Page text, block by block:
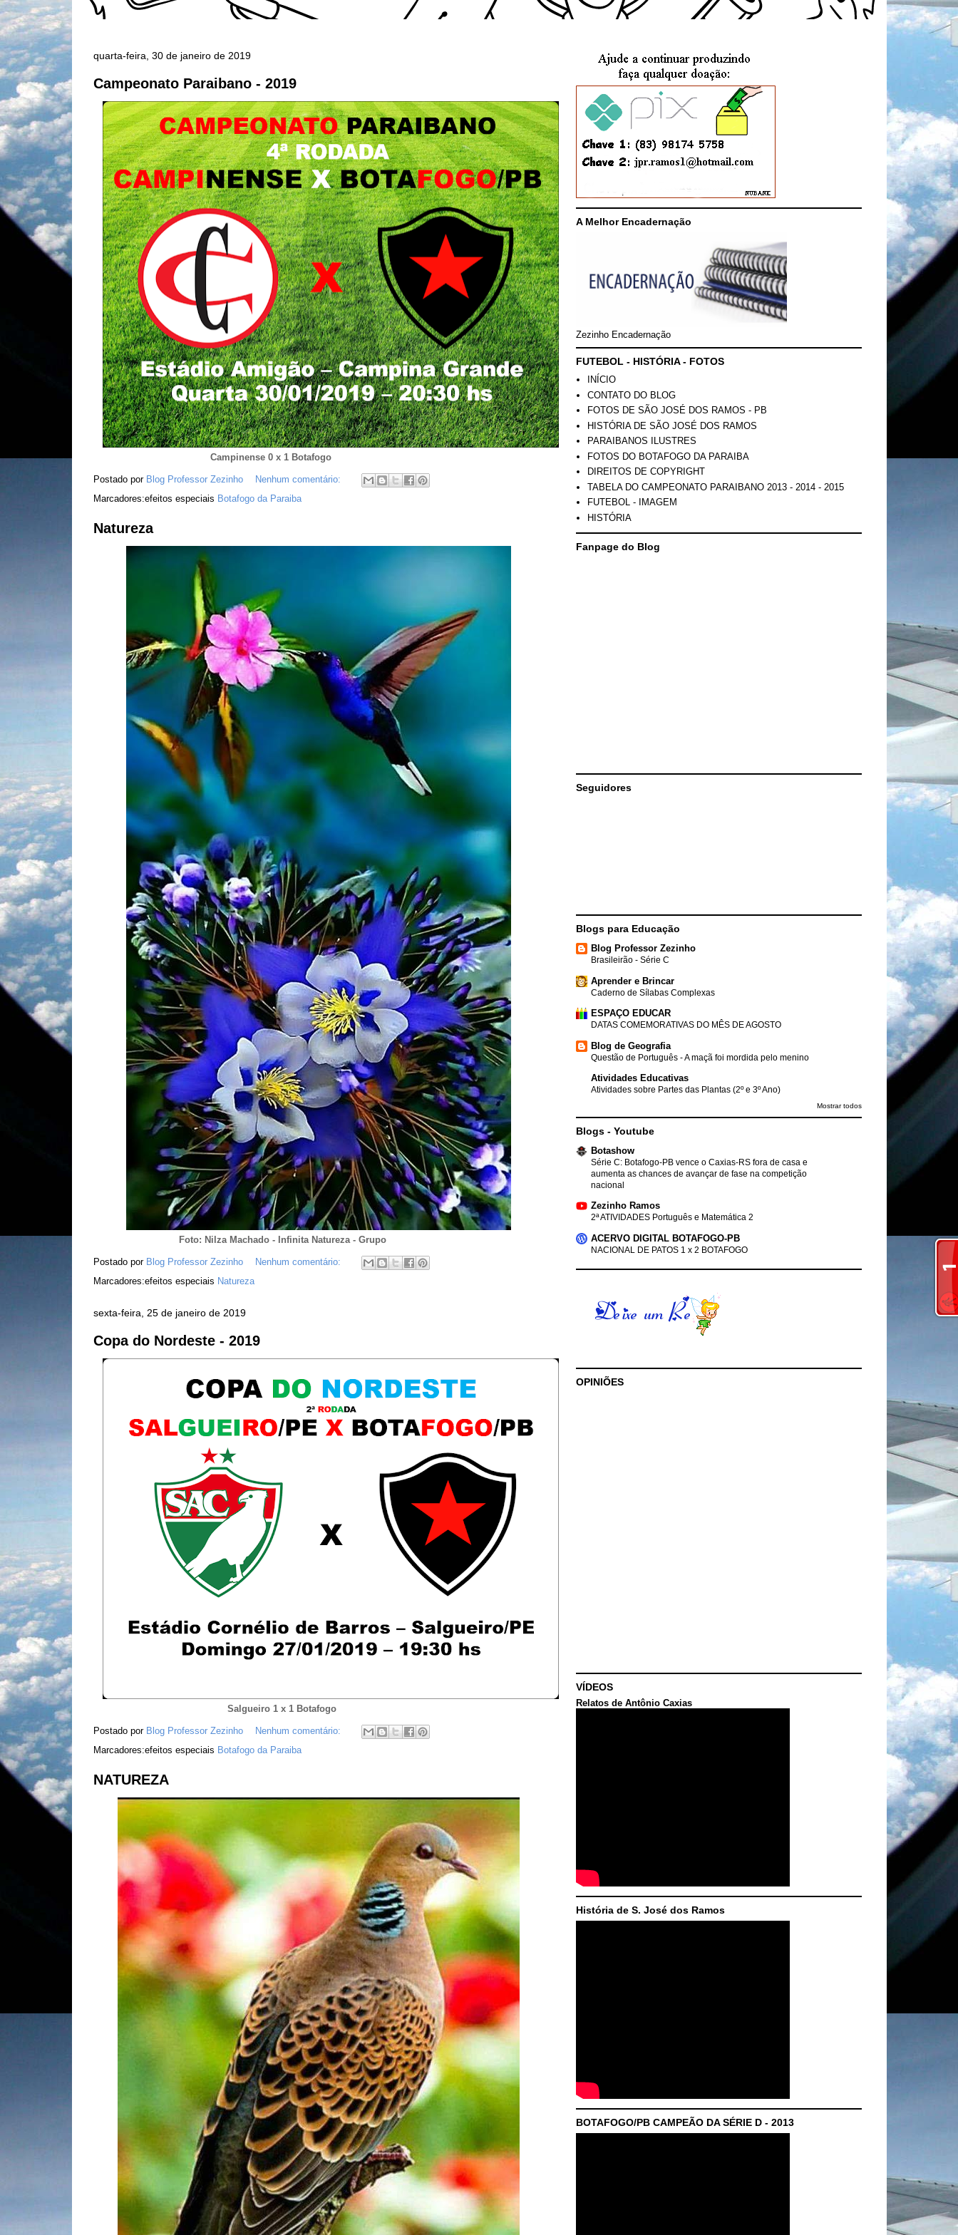
quarta-feira, 30 de janeiro de 2019
Campeonato Paraibano - 2019
Campinense 0 x 1 Botafogo
Postado por Blog Professor Zezinho
Nenhum comentário:
Marcadores:efeitos especiais Botafogo da Paraiba
Natureza
Foto: Nilza Machado - ‎Infinita Natureza - Grupo
Postado por Blog Professor Zezinho
Nenhum comentário:
Marcadores:efeitos especiais Natureza
sexta-feira, 25 de janeiro de 2019
Copa do Nordeste - 2019
Salgueiro 1 x 1 Botafogo
Postado por Blog Professor Zezinho
Nenhum comentário:
Marcadores:efeitos especiais Botafogo da Paraiba
NATUREZA
A Melhor Encadernação
Zezinho Encadernação
FUTEBOL - HISTÓRIA - FOTOS
INÍCIO
CONTATO DO BLOG
FOTOS DE SÃO JOSÉ DOS RAMOS - PB
HISTÓRIA DE SÃO JOSÉ DOS RAMOS
PARAIBANOS ILUSTRES
FOTOS DO BOTAFOGO DA PARAIBA
DIREITOS DE COPYRIGHT
TABELA DO CAMPEONATO PARAIBANO 2013 - 2014 - 2015
FUTEBOL - IMAGEM
HISTÓRIA
Fanpage do Blog
Seguidores
Blogs para Educação
Blog Professor Zezinho
Brasileirão - Série C
Aprender e Brincar
Caderno de Sílabas Complexas
ESPAÇO EDUCAR
DATAS COMEMORATIVAS DO MÊS DE AGOSTO
Blog de Geografia
Questão de Português - A maçã foi mordida pelo menino
Atividades Educativas
Atividades sobre Partes das Plantas (2º e 3º Ano)
Mostrar todos
Blogs - Youtube
Botashow
Série C: Botafogo-PB vence o Caxias-RS fora de casa e
aumenta as chances de avançar de fase na competição
nacional
Zezinho Ramos
2ª ATIVIDADES Português e Matemática 2
ACERVO DIGITAL BOTAFOGO-PB
NACIONAL DE PATOS 1 x 2 BOTAFOGO
OPINIÕES
VÍDEOS
Relatos de Antônio Caxias
História de S. José dos Ramos
BOTAFOGO/PB CAMPEÃO DA SÉRIE D - 2013